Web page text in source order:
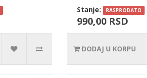
Stanje:
RASPRODATO
990,00 RSD
DODAJ U KORPU